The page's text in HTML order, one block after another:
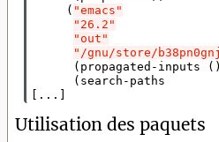
( "emacs"
"26.2"
"out"
"/gnu/store/
( propagated-inputs
(
...
Utilisation des paquets